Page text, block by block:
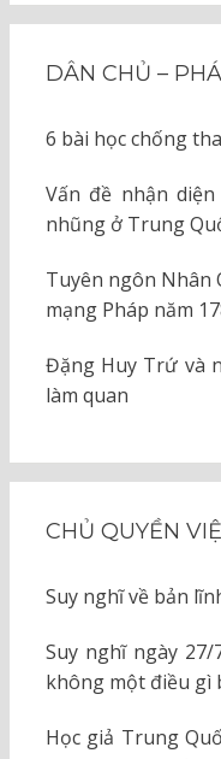
DÂN CHỦ –
6 bài học chống
Vấn đề nhận
nhũng ở Trung
Tuyên ngôn Nhân
mạng Pháp năm
Đặng Huy Trứ và
làm quan
CHỦ QUYỀN
Suy nghĩ về bản
Suy nghĩ ngày
không một điều gì
Học giả Trung